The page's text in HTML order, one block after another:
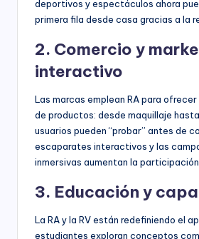
deportivos y espectáculos ahora
primera fila desde casa gracias a la
2. Comercio y
interactivo
Las marcas emplean RA para
de productos: desde maquillaje
usuarios pueden “probar” antes de
escaparates interactivos y las
inmersivas aumentan la
3. Educación y
La RA y la RV están redefiniendo el
estudiantes exploran conceptos